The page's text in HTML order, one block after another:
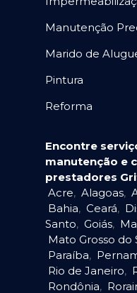
Manutenção
Marido de
Pintura
Reforma
Encontre
manutenção e
prestadores
Acre, Alagoas,
Bahia, Ceará,
Santo, Goiás,
Mato Grosso do
Paraíba,
Rio de Janeiro,
Rondônia,